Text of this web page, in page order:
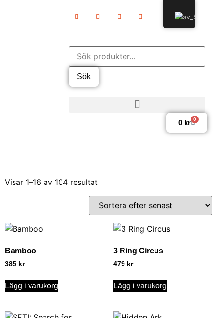
Sök
0 kr 0
Visar 1–16 av 104 resultat
Bamboo
385 kr
Lägg i varukorg
3 Ring Circus
479 kr
Lägg i varukorg